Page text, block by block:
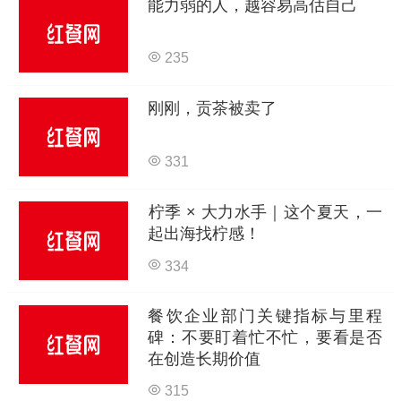
能力弱的人，越容易高估自己
235
刚刚，贡茶被卖了
331
柠季 × 大力水手｜这个夏天，一
起出海找柠感！
334
餐饮企业部门关键指标与里程
碑：不要盯着忙不忙，要看是否
在创造长期价值
315